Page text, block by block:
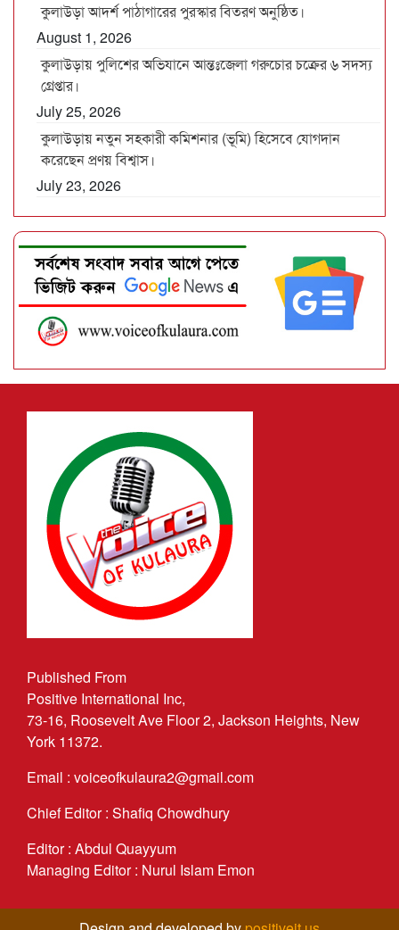
কুলাউড়া আদর্শ পাঠাগারের পুরস্কার বিতরণ অনুষ্ঠিত।
August 1, 2026
কুলাউড়ায় পুলিশের অভিযানে আন্তঃজেলা গরুচোর চক্রের ৬ সদস্য
গ্রেপ্তার।
July 25, 2026
কুলাউড়ায় নতুন সহকারী কমিশনার (ভূমি) হিসেবে যোগদান
করেছেন প্রণয় বিশ্বাস।
July 23, 2026
Published From
Positive International Inc,
73-16, Roosevelt Ave Floor 2, Jackson Heights, New
York 11372.
Email : voiceofkulaura2@gmail.com
Chief Editor : Shafiq Chowdhury
Editor : Abdul Quayyum
Managing Editor : Nurul Islam Emon